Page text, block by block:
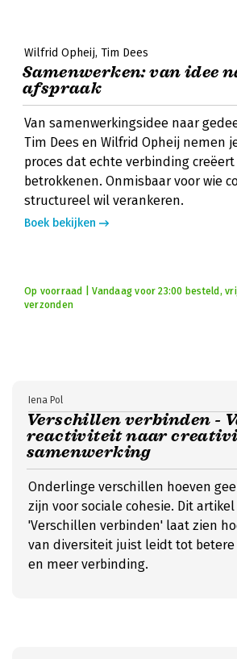
Wilfrid Opheij Tim Dees
Samenwerken: van idee
afspraak
Van samenwerkingsidee naar
Tim Dees en Wilfrid Opheij nemen
proces dat echte verbinding
betrokkenen. Onmisbaar voor wie
structureel wil verankeren.
Boek bekijken
Op voorraad | Vandaag voor 23:00 besteld,
verzonden
Verschillen verbinden -
reactiviteit naar
samenwerking
Iena Pol
Onderlinge verschillen hoeven
zijn voor sociale cohesie. Dit
'Verschillen verbinden' laat zien
van diversiteit juist leidt tot betere
en meer verbinding.